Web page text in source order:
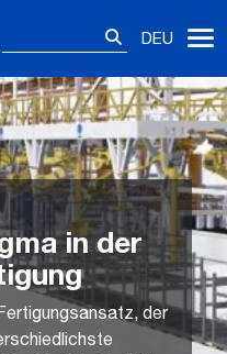
DEU
in der
der